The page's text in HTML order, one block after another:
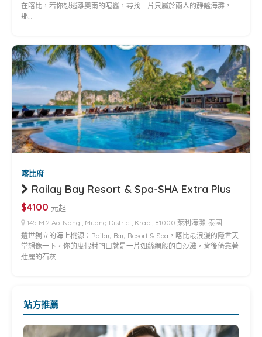
在喀比，若你想逃離奧南的喧囂，尋找一片只屬於兩人的靜謐海灘，
那…
喀比府
Railay Bay Resort & Spa-SHA Extra Plus
$4100 元起
145 M.2 Ao-Nang , Muang District, Krabi, 81000 萊利海灘, 泰國
遺世獨立的海上桃源：Railay Bay Resort & Spa，喀比最浪漫的隱世天
堂想像一下，你的度假村門口就是一片如絲綢般的白沙灘，背後倚靠著
壯麗的石灰…
站方推薦